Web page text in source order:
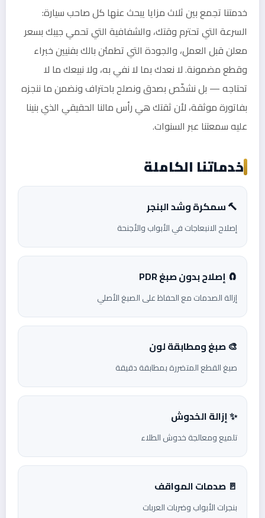
خدمتنا تجمع بين ثلاث مزايا يبحث عنها كل صاحب سيارة:
السرعة التي تحترم وقتك، والشفافية التي تحمي جيبك بسعر
معلن قبل العمل، والجودة التي تطمئن بالك بفنيين خبراء
وقطع مضمونة. لا نعدك بما لا نفي به، ولا نبيعك ما لا
تحتاجه — بل نشخّص بصدق ونصلح باحتراف ونضمن ما ننجزه
بفاتورة موثقة، لأن ثقتك هي رأس مالنا الحقيقي الذي بنينا
عليه سمعتنا عبر السنوات.
خدماتنا الكاملة
🔨 سمكرة وشد البنجر
إصلاح الانبعاجات في الأبواب والأجنحة
🧲 إصلاح بدون صبغ PDR
إزالة الصدمات مع الحفاظ على الصبغ الأصلي
🎨 صبغ ومطابقة لون
صبغ القطع المتضررة بمطابقة دقيقة
✨ إزالة الخدوش
تلميع ومعالجة خدوش الطلاء
🚪 صدمات المواقف
بنجرات الأبواب وضربات العربات